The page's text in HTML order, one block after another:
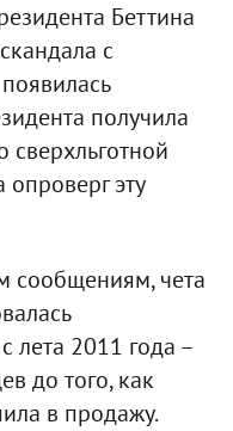
Беттина
с
получила
опроверг эту
сообщениям, чета
лета 2011 года –
до того, как
в продажу.